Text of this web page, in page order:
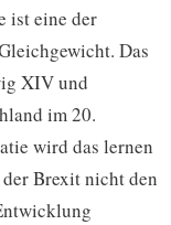
ist eine der
Das
XIV und
im 20.
wird das lernen
Brexit nicht den